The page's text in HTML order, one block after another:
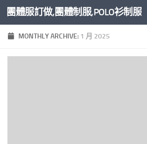
Skip to content
團體服訂做,團體制服,POLO衫制服
MONTHLY ARCHIVE: 1 月 2025